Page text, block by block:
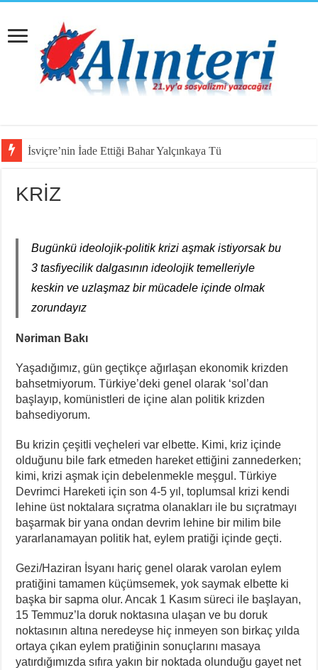
İsviçre’nin İade Ettiği Bahar Yalçınkaya Türkiye’de Tutuklandı
KRİZ
Bugünkü ideolojik-politik krizi aşmak istiyorsak bu
3 tasfiyecilik dalgasının ideolojik temelleriyle
keskin ve uzlaşmaz bir mücadele içinde olmak
zorundayız
Nəriman Bakı
Yaşadığımız, gün geçtikçe ağırlaşan ekonomik krizden
bahsetmiyorum. Türkiye’deki genel olarak ‘sol’dan
başlayıp, komünistleri de içine alan politik krizden
bahsediyorum.
Bu krizin çeşitli veçheleri var elbette. Kimi, kriz içinde
olduğunu bile fark etmeden hareket ettiğini zannederken;
kimi, krizi aşmak için debelenmekle meşgul. Türkiye
Devrimci Hareketi için son 4-5 yıl, toplumsal krizi kendi
lehine üst noktalara sıçratma olanakları ile bu sıçratmayı
başarmak bir yana ondan devrim lehine bir milim bile
yararlanamayan politik hat, eylem pratiği içinde geçti.
Gezi/Haziran İsyanı hariç genel olarak varolan eylem
pratiğini tamamen küçümsemek, yok saymak elbette ki
başka bir sapma olur. Ancak 1 Kasım süreci ile başlayan,
15 Temmuz’la doruk noktasına ulaşan ve bu doruk
noktasının altına neredeyse hiç inmeyen son birkaç yılda
ortaya çıkan eylem pratiğinin sonuçlarını masaya
yatırdığımızda sıfıra yakın bir noktada olunduğu gayet net